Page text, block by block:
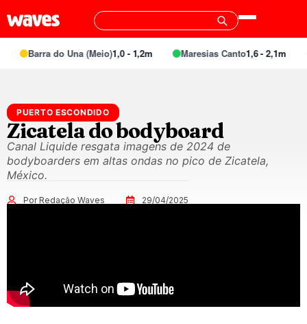
Barra do Una (Meio)1,0 - 1,2m Maresias Canto1,6 - 2,1m
PUERTO ESCONDIDO
Zicatela do bodyboard
Canal Liquide resgata imagens de 2024 de
bodyboarders em altas ondas no pico de Zicatela,
México.
Por Redação Waves 29/04/2025